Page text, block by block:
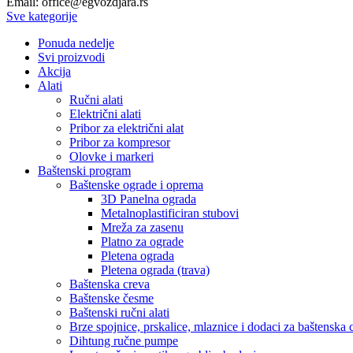
Sve kategorije
Ponuda nedelje
Svi proizvodi
Akcija
Alati
Ručni alati
Električni alati
Pribor za električni alat
Pribor za kompresor
Olovke i markeri
Baštenski program
Baštenske ograde i oprema
3D Panelna ograda
Metalnoplastificiran stubovi
Mreža za zasenu
Platno za ograde
Pletena ograda
Pletena ograda (trava)
Baštenska creva
Baštenske česme
Baštenski ručni alati
Brze spojnice, prskalice, mlaznice i dodaci za baštenska
Dihtung ručne pumpe